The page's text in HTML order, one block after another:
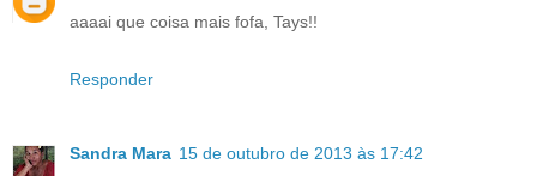
aaaai que coisa mais fofa, Tays!!
Responder
Sandra Mara 15 de outubro de 2013 às 17:42